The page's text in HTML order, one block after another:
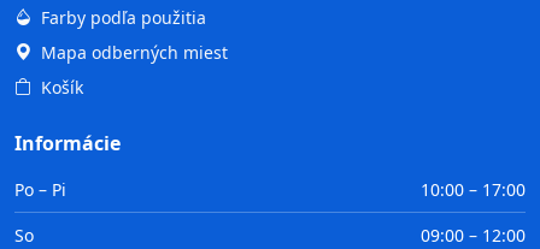
Farby podľa použitia
Mapa odberných miest
Košík
Informácie
Po – Pi
10:00 – 17:00
So
09:00 – 12:00